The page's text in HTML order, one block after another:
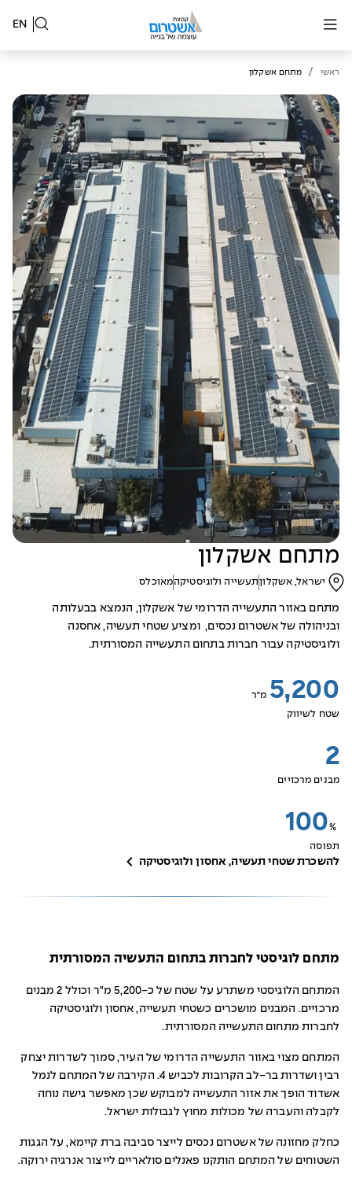
EN
ראשי / מתחם אשקלון
מתחם אשקלון
ישראל, אשקלוןתעשייה ולוגיסטיקהמאוכלס
מתחם באזור התעשייה הדרומי של אשקלון, הנמצא בבעלותה
ובניהולה של אשטרום נכסים, ומציע שטחי תעשיה, אחסנה
ולוגיסטיקה עבור חברות בתחום התעשייה המסורתית.
5,200 מ״ר
שטח לשיווק
2
מבנים מרכזיים
100%
תפוסה
להשכרת שטחי תעשיה, אחסון ולוגיסטיקה
מתחם לוגיסטי לחברות בתחום התעשיה המסורתית
המתחם הלוגיסטי משתרע על שטח של כ-5,200 מ"ר וכולל 2 מבנים
מרכזיים. המבנים מושכרים כשטחי תעשייה, אחסון ולוגיסטיקה
לחברות מתחום התעשייה המסורתית.
המתחם מצוי באזור התעשייה הדרומי של העיר, סמוך לשדרות יצחק
רבין ושדרות בר-לב הקרובות לכביש 4. הקירבה של המתחם לנמל
אשדוד הופך את אזור התעשייה למבוקש שכן מאפשר גישה נוחה
לקבלה והעברה של מכולות מחוץ לגבולות ישראל.
כחלק מחזונה של אשטרום נכסים לייצר סביבה ברת קיימא, על הגגות
השטוחים של המתחם הותקנו פאנלים סולאריים לייצור אנרגיה ירוקה.